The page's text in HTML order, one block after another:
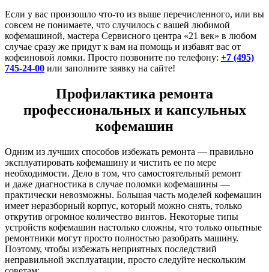
Если у вас произошло что-то из выше перечисленного, или вы
совсем не понимаете, что случилось с вашей любимой
кофемашиной, мастера Сервисного центра «21 век» в любом
случае сразу же придут к вам на помощь и избавят вас от
кофеиновой ломки. Просто позвоните по телефону: +7 (495)
745-24-00 или заполните заявку на сайте!
Профилактика ремонта
профессиональных и капсульных
кофемашин
Одним из лучших способов избежать ремонта — правильно
эксплуатировать кофемашину и чистить ее по мере
необходимости. Дело в том, что самостоятельный ремонт
и даже диагностика в случае поломки кофемашины —
практически невозможны. Большая часть моделей кофемашин
имеет неразборный корпус, который можно снять, только
открутив огромное количество винтов. Некоторые типы
устройств кофемашин настолько сложны, что только опытные
ремонтники могут просто полностью разобрать машину.
Поэтому, чтобы избежать неприятных последствий
неправильной эксплуатации, просто следуйте нескольким